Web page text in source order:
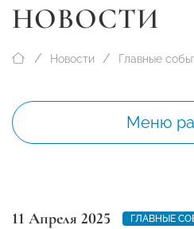
НОВОСТИ
Новости Главные
Меню
11 Апреля 2025 ГЛАВНЫЕ